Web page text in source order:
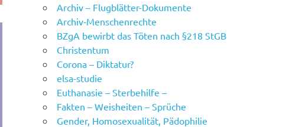
Archiv – Flugblätter-Dokumente
Archiv-Menschenrechte
BZgA bewirbt das Töten nach §218 StGB
Christentum
Corona – Diktatur?
elsa-studie
Euthanasie – Sterbehilfe –
Fakten – Weisheiten – Sprüche
Gender, Homosexualität, Pädophilie